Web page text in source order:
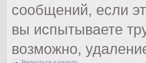
сообщений, если
вы испытываете
возможно,